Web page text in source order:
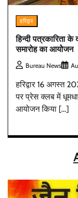
हरिद्वार
हिन्दी पत्रकारिता
समारोह का आयोेजन
Bureau News
हरिद्वार 16 अगस्त
पर प्रेस क्लब में धूमधाम
आयोजन किया […]